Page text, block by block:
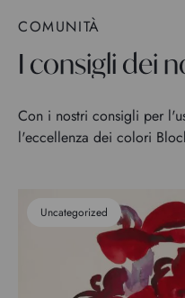
COMUNITÀ
I consigli dei
Con i nostri consigli per
l'eccellenza dei colori
Uncategorized